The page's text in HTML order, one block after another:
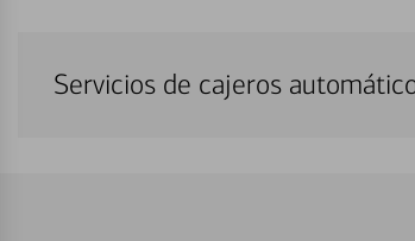
Servicios de cajeros